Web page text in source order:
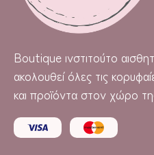
Boutique ινστιτούτο
ακολουθεί όλες τις
και προϊόντα στον χώρο